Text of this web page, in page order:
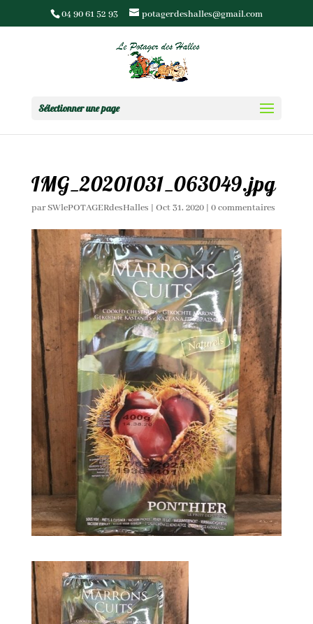
04 90 61 52 93 potagerdeshalles@gmail.com
Sélectionner une page
IMG_20201031_063049.jpg
parSWlePOTAGERdesHalles | Oct 31, 2020| 0 commentaires